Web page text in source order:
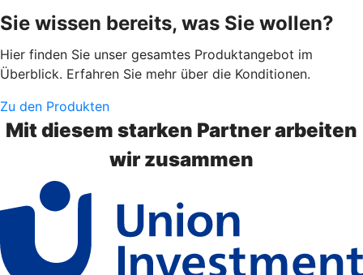
Sie wissen bereits, was Sie wollen?
Hier finden Sie unser gesamtes Produktangebot im
Überblick. Erfahren Sie mehr über die Konditionen.
Zu den Produkten
Mit diesem starken Partner arbeiten
wir zusammen